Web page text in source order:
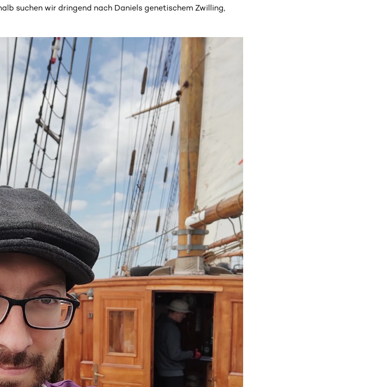
suchen wir dringend nach Daniels genetischem Zwilling,